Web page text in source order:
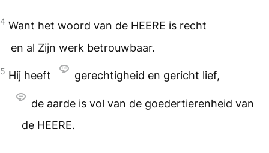
4 Want het woord van de HEERE is recht
en al Zijn werk betrouwbaar.
5 Hij heeft gerechtigheid en gericht lief,
de aarde is vol van de goedertierenheid van
de HEERE.